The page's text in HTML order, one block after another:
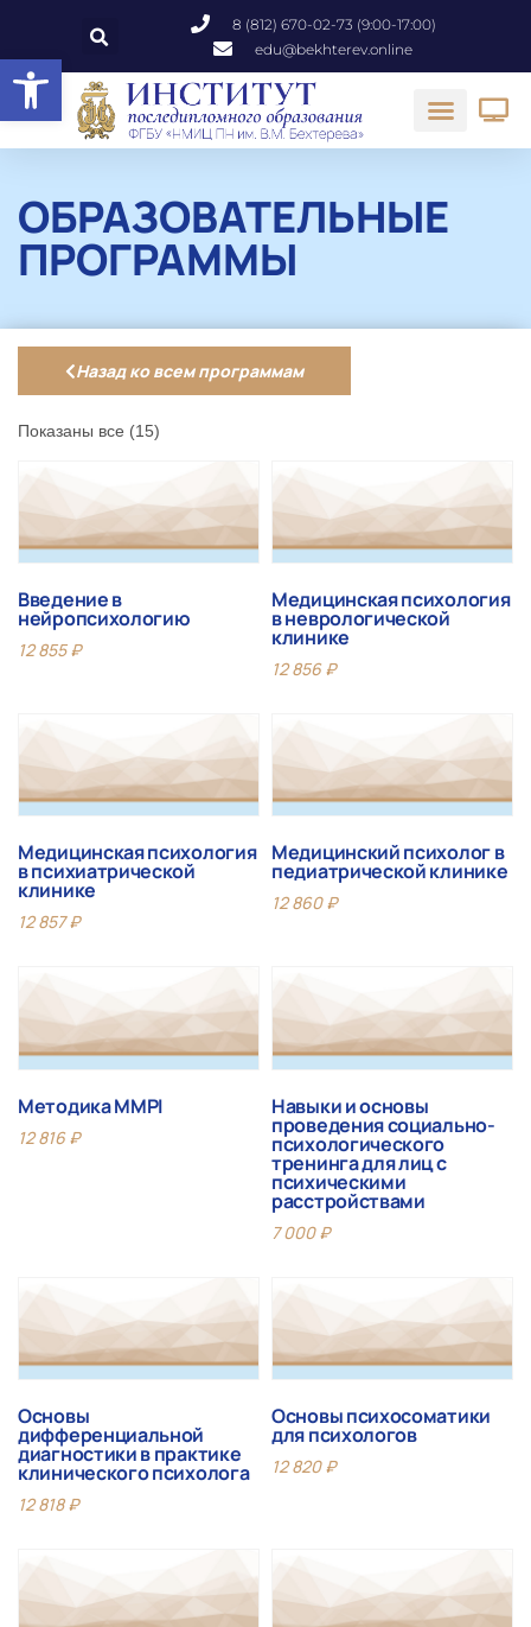
Открыть панель инструментов
8 (812) 670-02-73 (9:00-17:00)
edu@bekhterev.online
ОБРАЗОВАТЕЛЬНЫЕ
ПРОГРАММЫ
Назад ко всем программам
Показаны все (15)
Введение в
нейропсихологию
12 855₽
Медицинская психология
в неврологической
клинике
12 856₽
Медицинская психология
в психиатрической
клинике
12 857₽
Медицинский психолог в
педиатрической клинике
12 860₽
Методика MMPI
12 816₽
Навыки и основы
проведения социально-
психологического
тренинга для лиц с
психическими
расстройствами
7 000₽
Основы
дифференциальной
диагностики в практике
клинического психолога
12 818₽
Основы психосоматики
для психологов
12 820₽